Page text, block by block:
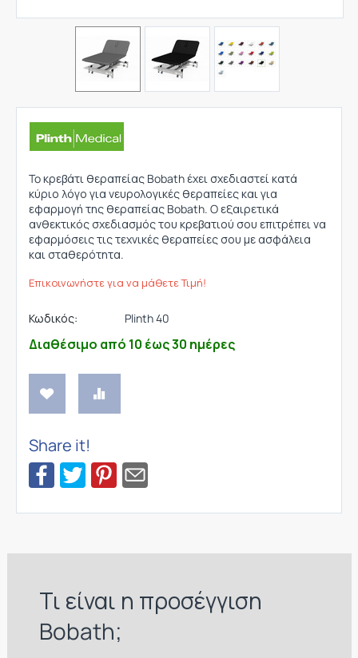
To κρεβάτι θεραπείας Bobath έχει σχεδιαστεί κατά
κύριο λόγο για νευρολογικές θεραπείες και για
εφαρμογή της θεραπείας Bobath. O εξαιρετικά
ανθεκτικός σχεδιασμός του κρεβατιού σου επιτρέπει να
εφαρμόσεις τις τεχνικές θεραπείες σου με ασφάλεια
και σταθερότητα.
Επικοινωνήστε για να μάθετε Τιμή!
Κωδικός: Plinth 40
Διαθέσιμο από 10 έως 30 ημέρες
Share it!
Τι είναι η προσέγγιση
Bobath;